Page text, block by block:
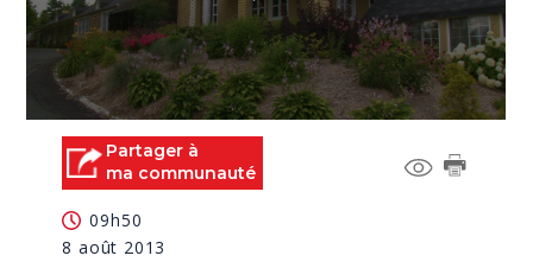
seconds Partager à
ma communauté
09h50
8 août 2013